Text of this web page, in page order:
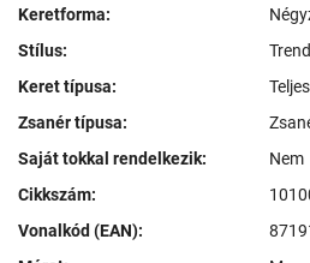
Keretforma:
Stílus:
Trend
Keret típusa:
Zsanér típusa:
Saját tokkal rendelkezik:
Nem
Cikkszám:
Vonalkód (EAN):